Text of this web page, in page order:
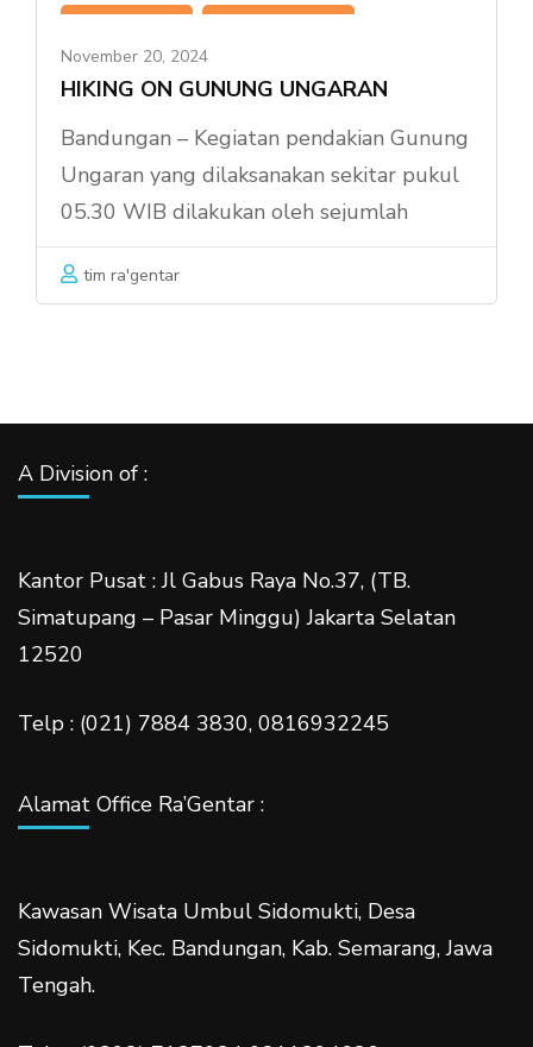
nuansa tempo dulu. Dengan durasi …
,
UMBUL SIDOMUKTI
November 20, 2024
HIKING ON GUNUNG UNGARAN
Bandungan – Kegiatan pendakian Gunung
Ungaran yang dilaksanakan sekitar pukul
05.30 WIB dilakukan oleh sejumlah
peserta yang siap untuk menghadapi
tantangan dan menjelajahi terjalnya mdan
pemula dan kerap …
tim ra'gentar
A Division of :
Kantor Pusat : Jl Gabus Raya No.37, (TB.
Simatupang – Pasar Minggu) Jakarta Selatan
12520
Telp : (021) 7884 3830, 0816932245
Alamat Office Ra’Gentar :
Kawasan Wisata Umbul Sidomukti, Desa
Sidomukti, Kec. Bandungan, Kab. Semarang, Jawa
Tengah.